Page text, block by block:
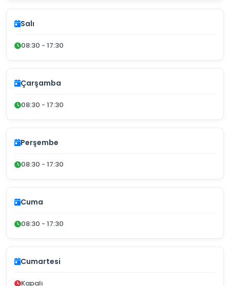
Salı
08:30 - 17:30
Çarşamba
08:30 - 17:30
Perşembe
08:30 - 17:30
Cuma
08:30 - 17:30
Cumartesi
Kapalı